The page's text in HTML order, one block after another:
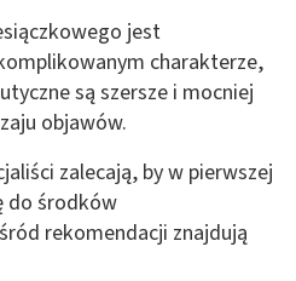
jest
charakterze,
są szersze i mocniej
objawów.
zalecają, by w pierwszej
do środków
rekomendacji znajdują